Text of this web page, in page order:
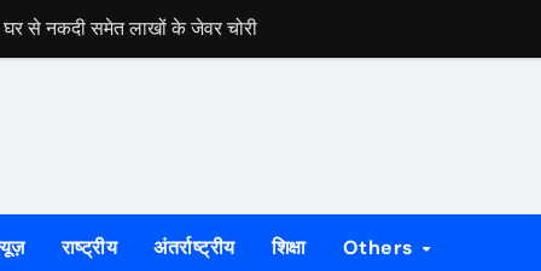
घर से नकदी समेत लाखों के जेवर चोरी
मना विश्व आदिवासी दिवस
से बरामद, गुवा पुलिस ने सकुशल लौटाया
दिलाई जूनियर पुरुष राष्ट्रीय हॉकी चैंपियनशिप की खिताबी जीत
राष्ट्रीय अंतर्राष्ट्रीय शिक्षा Others